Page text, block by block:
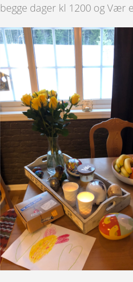
begge dager kl 1200 og Vær